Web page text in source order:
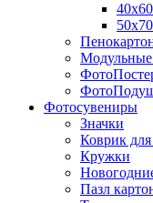
40х60
50х70
Фотоcувениры
Значки
Коврик
Кружки
Пазл